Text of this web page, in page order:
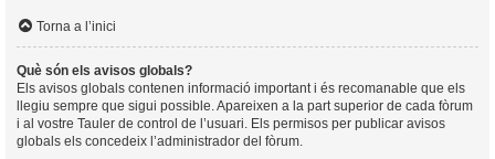
Torna a l’inici
Què són els avisos globals?
Els avisos globals contenen informació important i és recomanable que els
llegiu sempre que sigui possible. Apareixen a la part superior de cada fòrum
i al vostre Tauler de control de l’usuari. Els permisos per publicar avisos
globals els concedeix l’administrador del fòrum.